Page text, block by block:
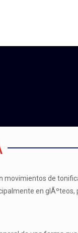
movimientos de
en glÃºteos,